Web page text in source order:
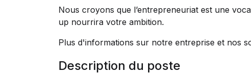
Nous croyons que l’entrepreneuriat est une
up nourrira votre ambition.
Plus d'informations sur notre entreprise et nos
Description du poste